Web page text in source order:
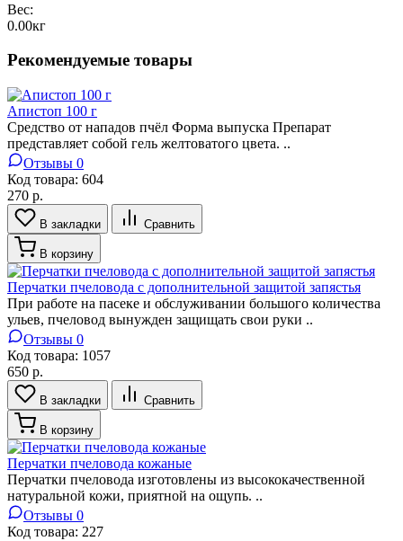
Вес:
0.00кг
Рекомендуемые товары
Апистоп 100 г
Средство от нападов пчёл Форма выпуска Препарат
представляет собой гель желтоватого цвета. ..
Отзывы 0
Код товара: 604
270 р.
В закладки Сравнить
В корзину
Перчатки пчеловода с дополнительной защитой запястья
При работе на пасеке и обслуживании большого количества
ульев, пчеловод вынужден защищать свои руки ..
Отзывы 0
Код товара: 1057
650 р.
В закладки Сравнить
В корзину
Перчатки пчеловода кожаные
Перчатки пчеловода изготовлены из высококачественной
натуральной кожи, приятной на ощупь. ..
Отзывы 0
Код товара: 227